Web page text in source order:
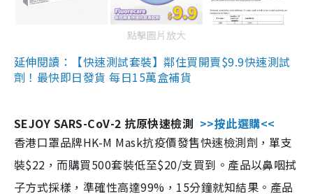
點擊圖片放大
延伸閱讀：【快速測試套裝】鄰住買開賣$9.9快速測試
劑！最快即日發貨 每日15萬盒補貨
SEJOY SARS-CoV-2 抗原快速檢測 >>按此選購<<
香港口罩品牌HK-M Mask抗疫價發售快速檢測劑，單支
裝$22，而購買500套裝低至$20/支買到。產品以鼻咽拭
子方式採樣，準確性高達99%，15分鐘就知結果。產品